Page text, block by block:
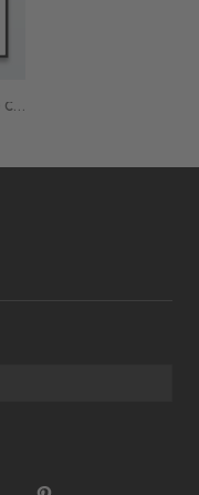
POSTER UNTITLED CANVAS 2